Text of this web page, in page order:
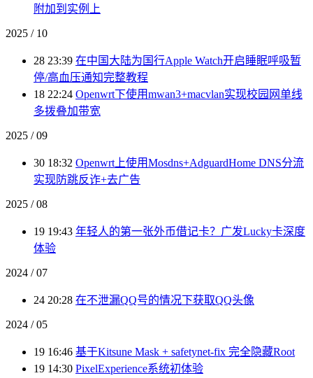
附加到实例上
2025 / 10
28 23:39 在中国大陆为国行Apple Watch开启睡眠呼吸暂
停/高血压通知完整教程
18 22:24 Openwrt下使用mwan3+macvlan实现校园网单线
多拨叠加带宽
2025 / 09
30 18:32 Openwrt上使用Mosdns+AdguardHome DNS分流
实现防跳反诈+去广告
2025 / 08
19 19:43 年轻人的第一张外币借记卡？广发Lucky卡深度
体验
2024 / 07
24 20:28 在不泄漏QQ号的情况下获取QQ头像
2024 / 05
19 16:46 基于Kitsune Mask + safetynet-fix 完全隐藏Root
19 14:30 PixelExperience系统初体验